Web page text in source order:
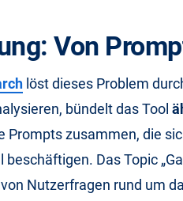
Von
löst dieses Problem
bündelt das Tool
Prompts zusammen, die
beschäftigen. Das Topic
Nutzerfragen rund um